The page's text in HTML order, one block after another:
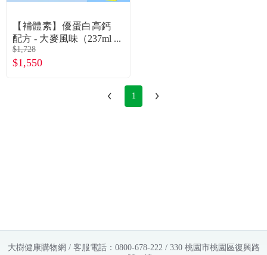
折價券、紅利說明
【補體素】優蛋白高鈣
配方 - 大麥風味（237ml
X24罐）
$1,728
$1,550
1
大樹健康購物網 / 客服電話：0800-678-222 / 330 桃園市桃園區復興路